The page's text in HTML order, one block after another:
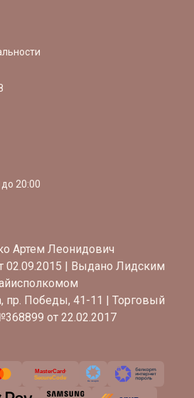
20:00
Артем Леонидович
02.09.2015 | Выдано Лидским
пр. Победы, 41-11 | Торговый
от 22.02.2017